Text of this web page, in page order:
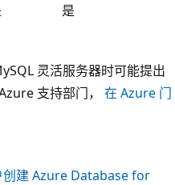
是
灵活服务器时可能提出
支持部门， 在 Azure 门
创建 Azure Database for